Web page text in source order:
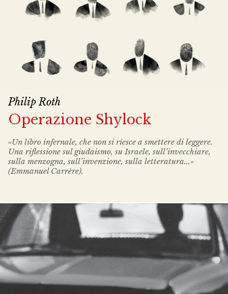
Philip Roth
Operazione Shylock
«Un libro infernale, che non si riesce a smettere di leggere.
Una riflessione sul giudaismo, su Israele, sull’invecchiare,
sulla menzogna, sull’invenzione, sulla letteratura...»
(Emmanuel Carrère).